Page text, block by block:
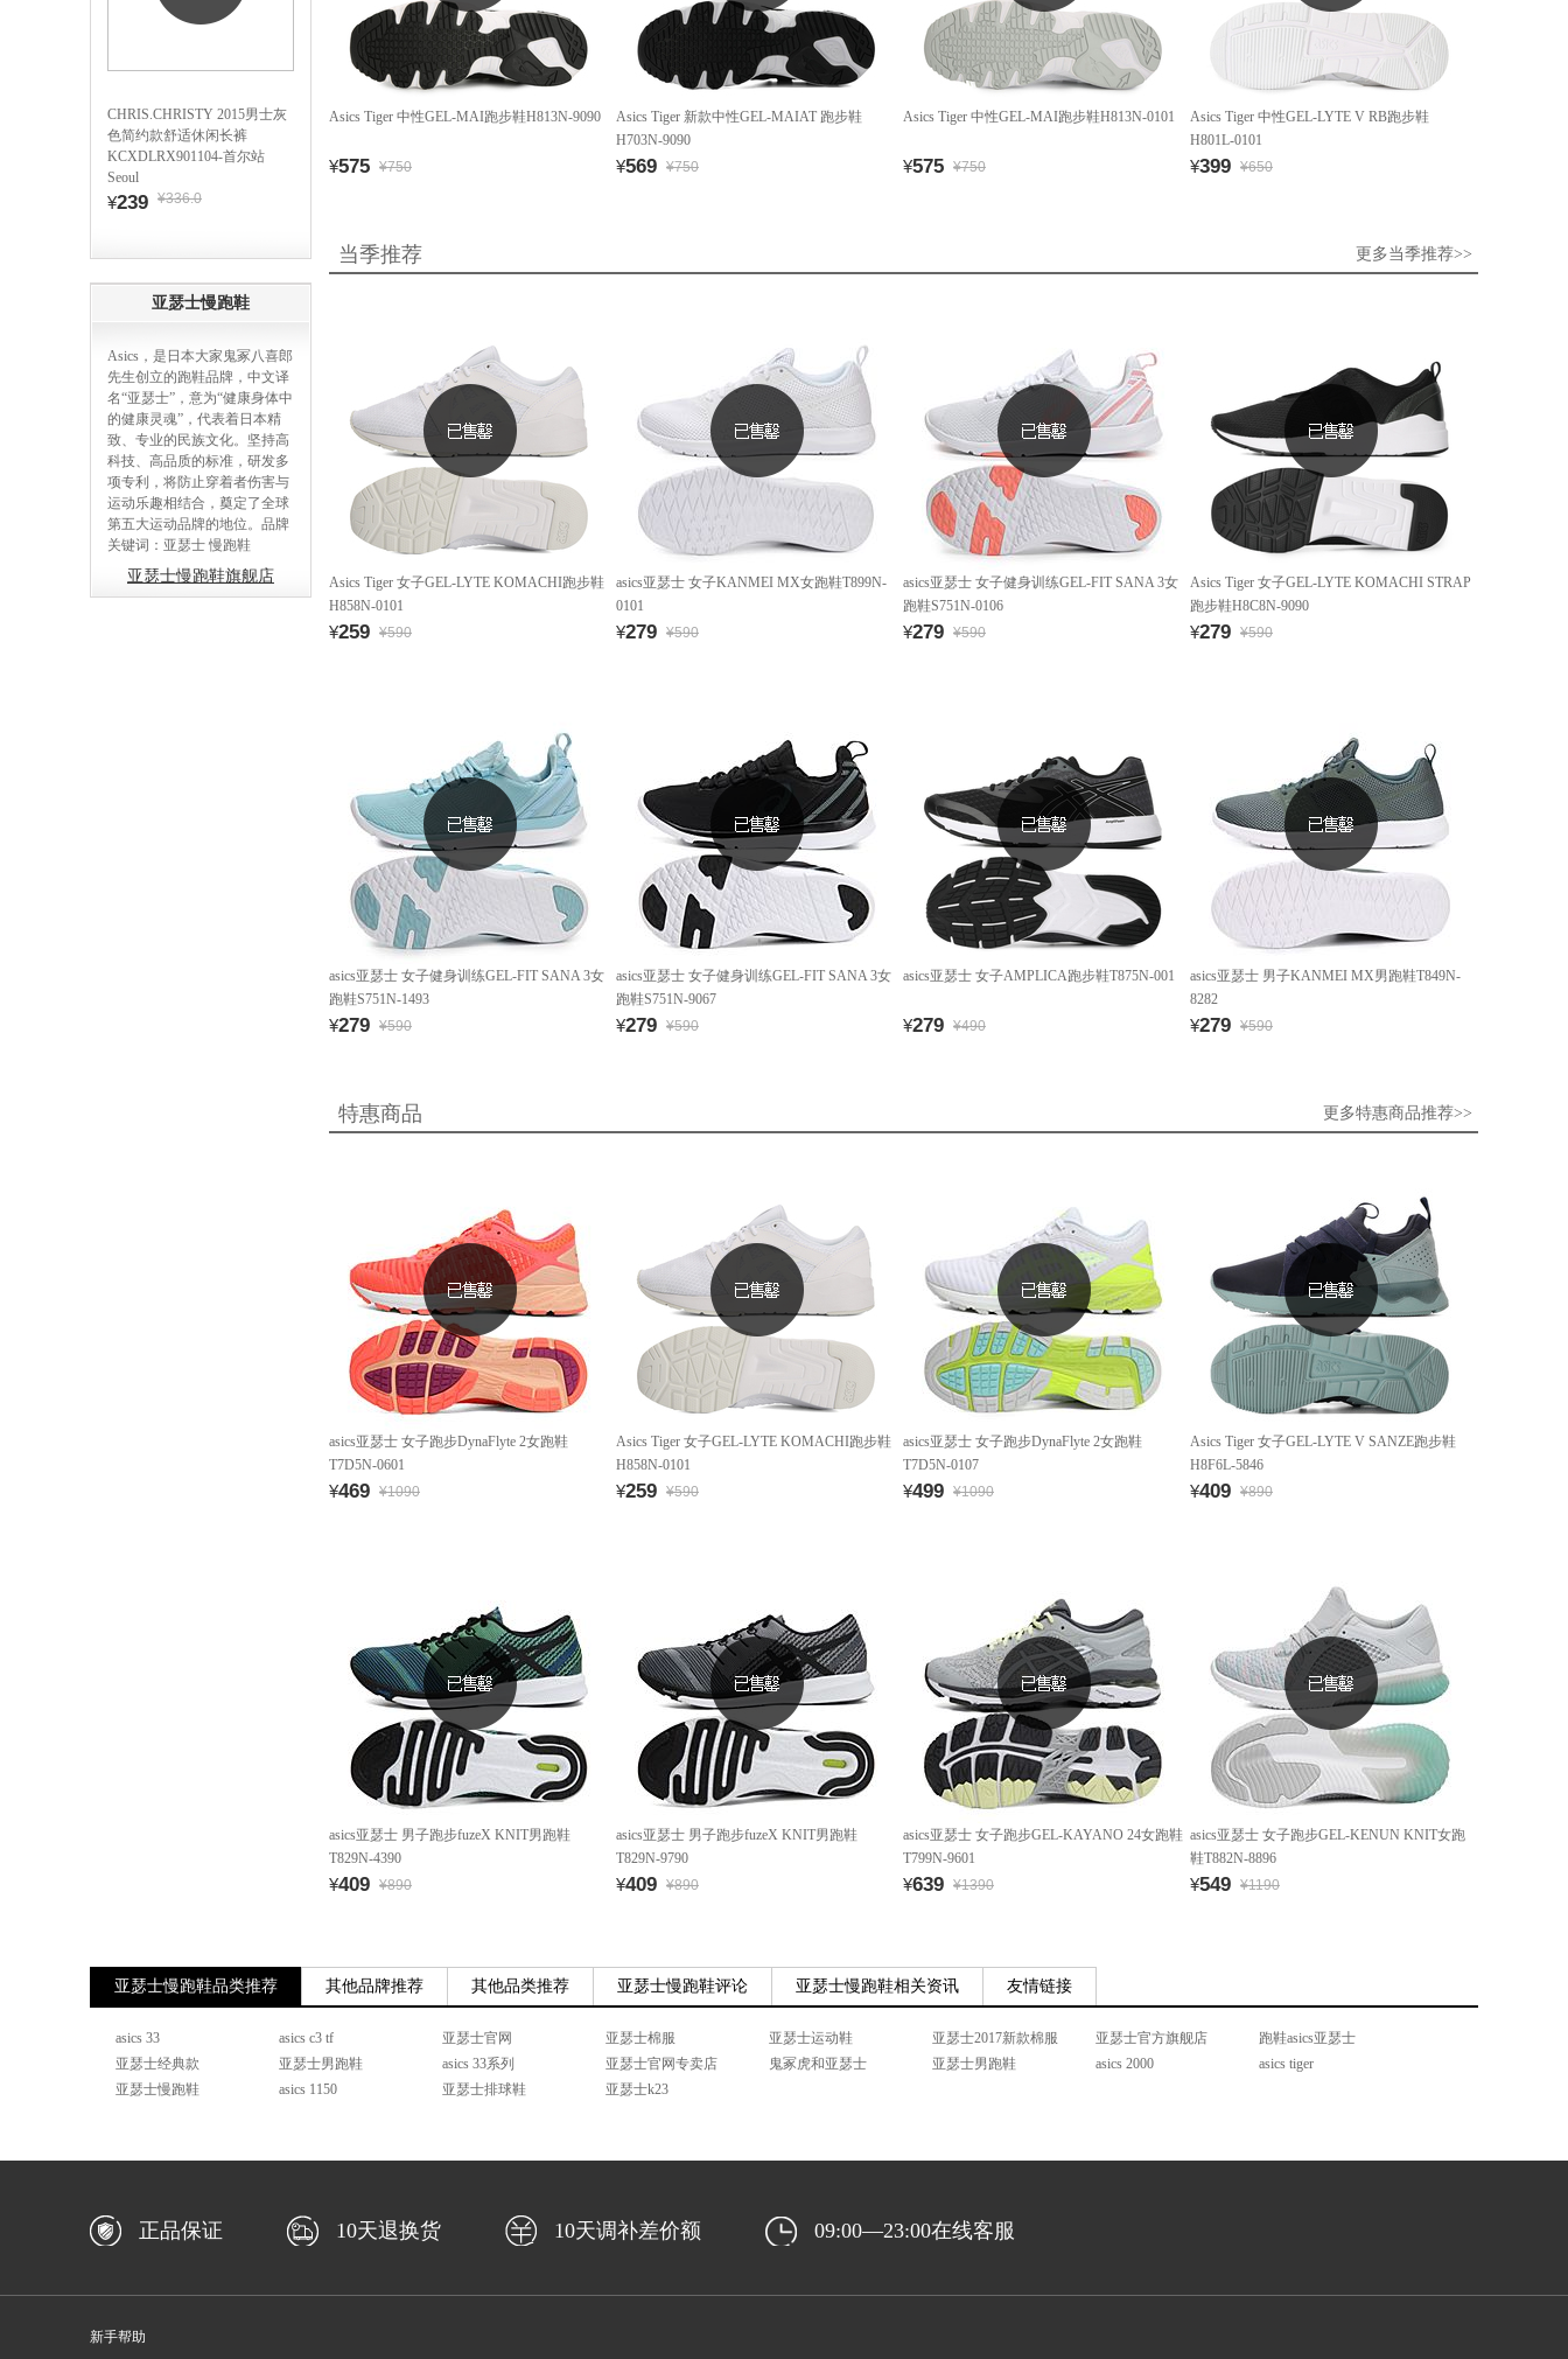
CHRIS.CHRISTY 2015男士灰
色简约款舒适休闲长裤
KCXDLRX901104-首尔站
Seoul
¥239 ¥336.0
亚瑟士慢跑鞋
Asics，是日本大家鬼冢八喜郎
先生创立的跑鞋品牌，中文译
名“亚瑟士”，意为“健康身体中
的健康灵魂”，代表着日本精
致、专业的民族文化。坚持高
科技、高品质的标准，研发多
项专利，将防止穿着者伤害与
运动乐趣相结合，奠定了全球
第五大运动品牌的地位。品牌
关键词：亚瑟士 慢跑鞋
亚瑟士慢跑鞋旗舰店
Asics Tiger 中性GEL-MAI跑步鞋H813N-9090
¥575 ¥750
Asics Tiger 新款中性GEL-MAIAT 跑步鞋
H703N-9090
¥569 ¥750
Asics Tiger 中性GEL-MAI跑步鞋H813N-0101
¥575 ¥750
Asics Tiger 中性GEL-LYTE V RB跑步鞋
H801L-0101
¥399 ¥650
当季推荐 更多当季推荐>>
Asics Tiger 女子GEL-LYTE KOMACHI跑步鞋
H858N-0101
¥259 ¥590
asics亚瑟士 女子KANMEI MX女跑鞋T899N-
0101
¥279 ¥590
asics亚瑟士 女子健身训练GEL-FIT SANA 3女
跑鞋S751N-0106
¥279 ¥590
Asics Tiger 女子GEL-LYTE KOMACHI STRAP
跑步鞋H8C8N-9090
¥279 ¥590
asics亚瑟士 女子健身训练GEL-FIT SANA 3女
跑鞋S751N-1493
¥279 ¥590
asics亚瑟士 女子健身训练GEL-FIT SANA 3女
跑鞋S751N-9067
¥279 ¥590
asics亚瑟士 女子AMPLICA跑步鞋T875N-001
¥279 ¥490
asics亚瑟士 男子KANMEI MX男跑鞋T849N-
8282
¥279 ¥590
特惠商品 更多特惠商品推荐>>
asics亚瑟士 女子跑步DynaFlyte 2女跑鞋
T7D5N-0601
¥469 ¥1090
Asics Tiger 女子GEL-LYTE KOMACHI跑步鞋
H858N-0101
¥259 ¥590
asics亚瑟士 女子跑步DynaFlyte 2女跑鞋
T7D5N-0107
¥499 ¥1090
Asics Tiger 女子GEL-LYTE V SANZE跑步鞋
H8F6L-5846
¥409 ¥890
asics亚瑟士 男子跑步fuzeX KNIT男跑鞋
T829N-4390
¥409 ¥890
asics亚瑟士 男子跑步fuzeX KNIT男跑鞋
T829N-9790
¥409 ¥890
asics亚瑟士 女子跑步GEL-KAYANO 24女跑鞋
T799N-9601
¥639 ¥1390
asics亚瑟士 女子跑步GEL-KENUN KNIT女跑
鞋T882N-8896
¥549 ¥1190
亚瑟士慢跑鞋品类推荐 其他品牌推荐 其他品类推荐 亚瑟士慢跑鞋评论 亚瑟士慢跑鞋相关资讯 友情链接
asics 33 asics c3 tf 亚瑟士官网 亚瑟士棉服 亚瑟士运动鞋 亚瑟士2017新款棉服 亚瑟士官方旗舰店
跑鞋asics亚瑟士
亚瑟士经典款
亚瑟士男跑鞋 asics 33系列 亚瑟士官网专卖店 鬼冢虎和亚瑟士 亚瑟士男跑鞋 asics 2000
asics tiger
亚瑟士慢跑鞋
asics 1150 亚瑟士排球鞋 亚瑟士k23
正品保证 10天退换货 10天调补差价额 09:00—23:00在线客服
新手帮助